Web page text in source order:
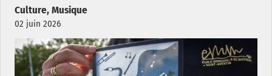
Culture, Musique
02 juin 2026